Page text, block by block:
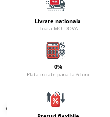
Greutati la rapitor
Accesorii rapitor
Monturi rapitor
Forfaci la rapitor
Momeli la rapitor
Nada si momeala
Livrare nationala
Toata MOLDOVA
0%
Plata in rate pana la 6 luni